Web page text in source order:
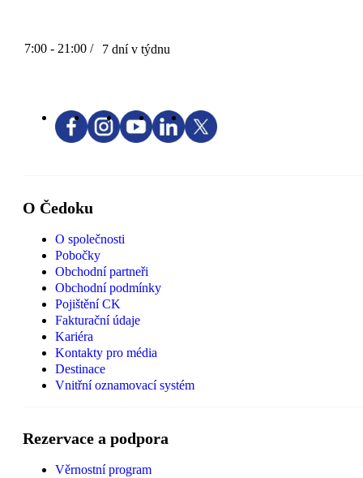
7:00 - 21:00 / 7 dní v týdnu
O Čedoku
O společnosti
Pobočky
Obchodní partneři
Obchodní podmínky
Pojištění CK
Fakturační údaje
Kariéra
Kontakty pro média
Destinace
Vnitřní oznamovací systém
Rezervace a podpora
Věrnostní program